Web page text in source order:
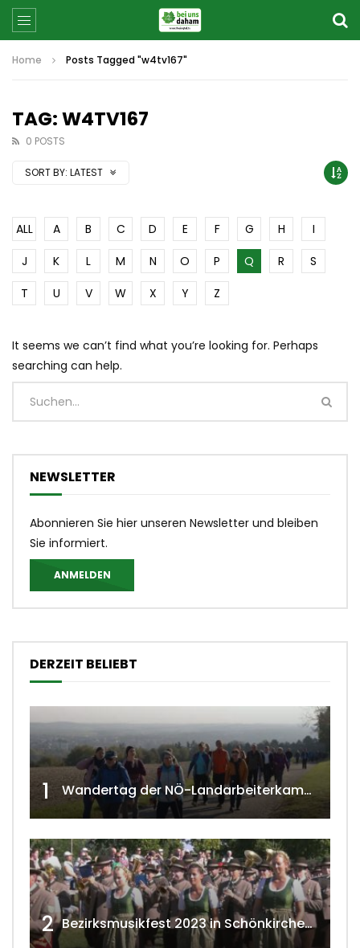
Home Posts Tagged "w4tv167"
TAG: W4TV167
0 POSTS
SORT BY: LATEST
ALL A B C D E F G H
I
J
K L M N O P Q R
S
T
U V W X Y Z
It seems we can’t find what you’re looking for. Perhaps
searching can help.
NEWSLETTER
Abonnieren Sie hier unseren Newsletter und bleiben
Sie informiert.
ANMELDEN
DERZEIT BELIEBT
1 Wandertag der NÖ-Landarbeiterkammer in Hollabrunn 2024
2 Bezirksmusikfest 2023 in Schönkirchen-Reyersdorf